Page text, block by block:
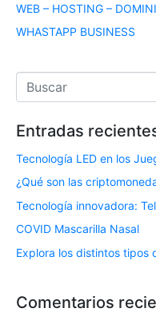
WEB – HOSTING –
WHASTAPP BUSINESS
Entradas
Tecnología LED en los
¿Qué son las
Tecnología innovadora:
COVID Mascarilla Nasal
Explora los distintos tipos
Comentarios